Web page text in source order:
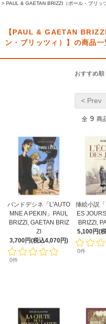
> PAUL & GAETAN BRIZZI（ポール・ブリッ
【PAUL & GAETAN
ン・ブリッツィ）】の商品一
おすすめ順
< Prev
全 9 商
バンドデシネ「L'AUTO
MNE A PEKIN」PAUL
BRIZZI, GAETAN BRIZ
ZI
3,700円(税込4,070円)
0件
挿絵小説
ES
BRIZZI,
5,100円(
0件